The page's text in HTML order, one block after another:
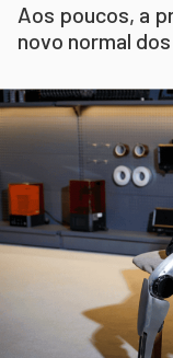
Aos poucos, a
novo normal